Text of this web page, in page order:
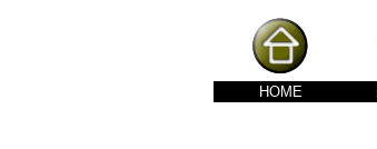
HOME